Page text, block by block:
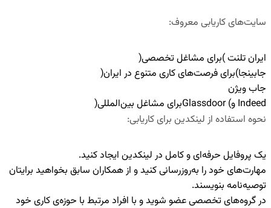
سایت‌های کاریابی معروف:
ایران تلنت)برای مشاغل تخصصی(
جابینجا)برای فرصت‌های کاری متنوع در ایران(
جاب ویژن
Indeed و) Glassdoor
برای مشاغل بین‌المللی(
نحوه استفاده از لینکدین برای کاریابی:
یک پروفایل حرفه‌ای و کامل در لینکدین ایجاد کنید.
مهارت‌های خود را به‌روزرسانی کنیدو از همکاران سابق بخواهید برایتان
توصیه‌نامه بنویسند.
درگروه‌های تخصصیعضو شوید و با افراد مرتبط با حوزه‌ی کاری خود